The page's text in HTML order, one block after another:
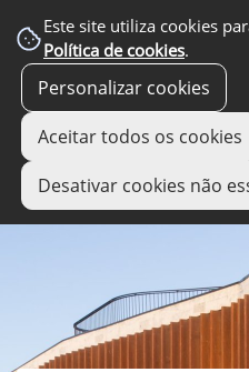
Este site utiliza cookies
Política de cookies.
Personalizar cookies
Aceitar todos os cookies
Desativar cookies não
links úteis